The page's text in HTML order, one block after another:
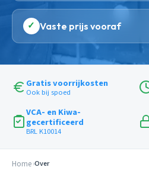
✓ Vaste prijs vooraf
Gratis voorrijkosten
Ook bij spoed
VCA- en Kiwa-
gecertificeerd
BRL K10014
Home Over